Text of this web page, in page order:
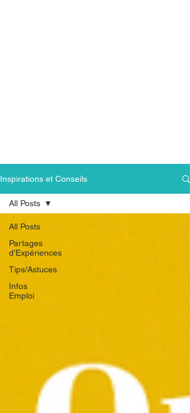
Inspirations et Conseils
All Posts
Partages
d'Expériences
Tips/Astuces
Infos
Emploi
All Posts